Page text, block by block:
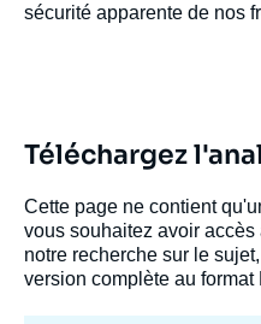
sécurité apparente de nos
Téléchargez
Cette page ne contient
vous souhaitez avoir
notre recherche sur le
version complète au format